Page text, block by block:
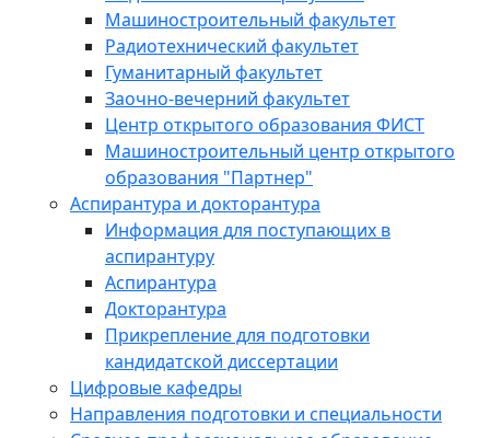
Машиностроительный факультет
Радиотехнический факультет
Гуманитарный факультет
Заочно-вечерний факультет
Центр открытого образования ФИСТ
Машиностроительный центр открытого
образования "Партнер"
Аспирантура и докторантура
Информация для поступающих в
аспирантуру
Аспирантура
Докторантура
Прикрепление для подготовки
кандидатской диссертации
Цифровые кафедры
Направления подготовки и специальности